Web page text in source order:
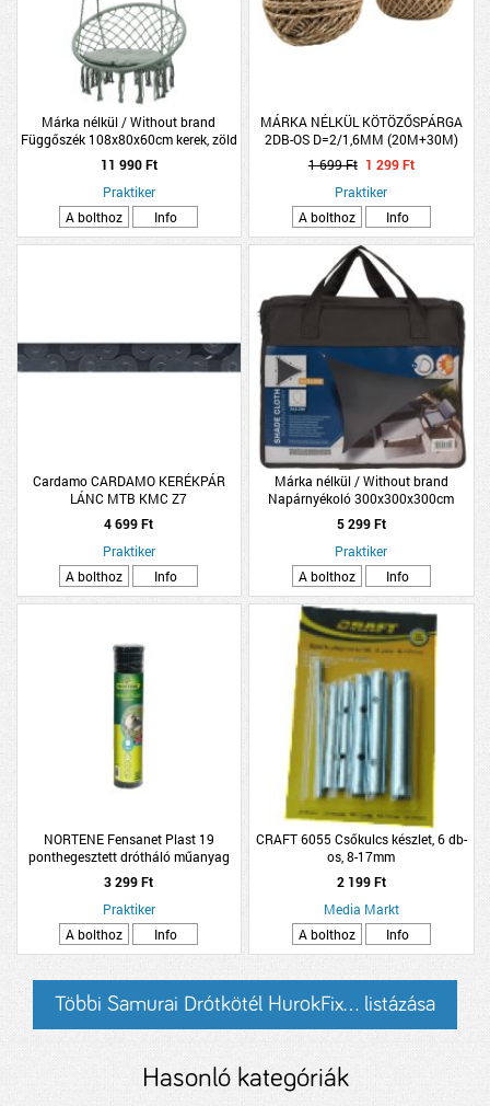
Márka nélkül / Without brand
Függőszék 108x80x60cm kerek, zöld
11 990 Ft
Praktiker
A bolthoz
Info
MÁRKA NÉLKÜL KÖTÖZŐSPÁRGA
2DB-OS D=2/1,6MM (20M+30M)
JUTA-PAMUT
1 699 Ft 1 299 Ft
Praktiker
A bolthoz
Info
Cardamo CARDAMO KERÉKPÁR
LÁNC MTB KMC Z7
4 699 Ft
Praktiker
A bolthoz
Info
Márka nélkül / Without brand
Napárnyékoló 300x300x300cm
sötétszürke színben
5 299 Ft
Praktiker
A bolthoz
Info
NORTENE Fensanet Plast 19
ponthegesztett drótháló műanyag
bevonatú zöld 0,5x5m
3 299 Ft
Praktiker
A bolthoz
Info
CRAFT 6055 Csőkulcs készlet, 6 db-
os, 8-17mm
2 199 Ft
Media Markt
A bolthoz
Info
Többi Samurai Drótkötél HurokFix... listázása
Hasonló kategóriák